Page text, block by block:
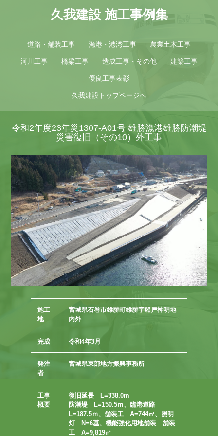
久我建設 施工事例集
道路・舗装工事 漁港・港湾工事 農業土木工事
河川工事 橋梁工事 造成工事・その他 建築工事
優良工事表彰
久我建設トップページへ
令和2年度23年災1307-A01号 雄勝漁港雄勝防潮堤
災害復旧（その10）外工事
施工
地
宮城県石巻市雄勝町雄勝字船戸神明地
内外
完成 令和4年3月
発注
者
宮城県東部地方振興事務所
工事
概要
復旧延長 L=338.0m
防潮堤 L=150.5ｍ、臨港道路
L=187.5ｍ、舗装工 A=744㎡、照明
灯 N=6基、機能強化用地舗装 舗装
工 A=9,819㎡